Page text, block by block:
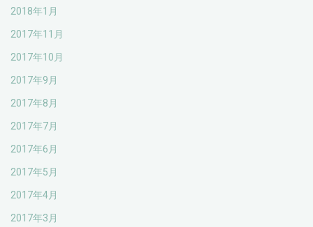
2018年1月
2017年11月
2017年10月
2017年9月
2017年8月
2017年7月
2017年6月
2017年5月
2017年4月
2017年3月